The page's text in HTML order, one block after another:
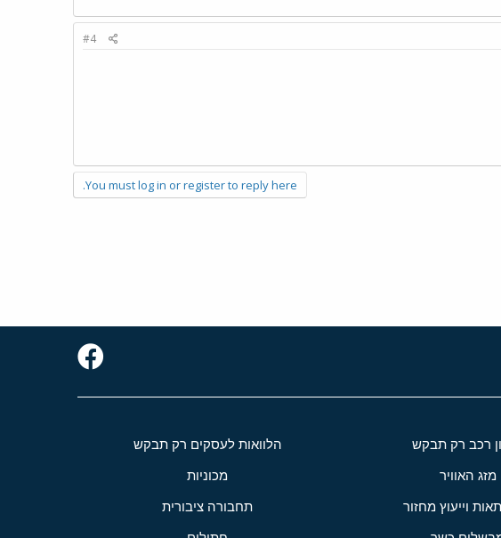
#4
You must log in or register to reply here.
רכב רק תבקש הלוואות לעסקים רק תבקש
מזג האוויר מכוניות
וייעוץ מחזור תחבורה ציבורית